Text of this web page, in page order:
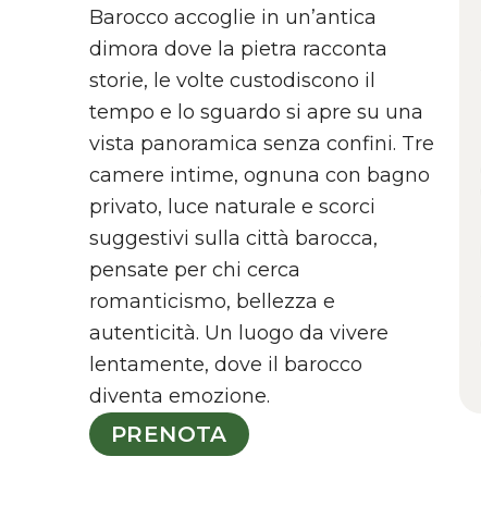
Barocco accoglie in un’antica
dimora dove la pietra racconta
storie, le volte custodiscono il
tempo e lo sguardo si apre su una
vista panoramica senza confini. Tre
camere intime, ognuna con bagno
privato, luce naturale e scorci
suggestivi sulla città barocca,
pensate per chi cerca
romanticismo, bellezza e
autenticità. Un luogo da vivere
lentamente, dove il barocco
diventa emozione.
PRENOTA